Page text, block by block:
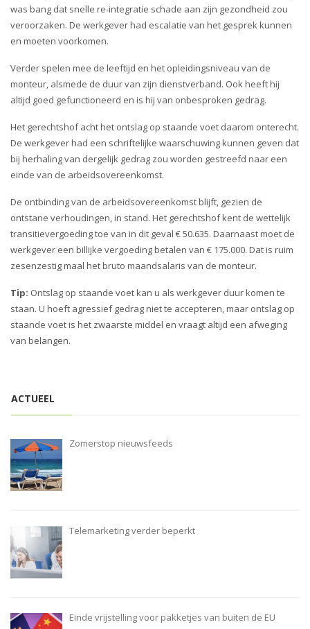
was bang dat snelle re-integratie schade aan zijn gezondheid zou
veroorzaken. De werkgever had escalatie van het gesprek kunnen
en moeten voorkomen.
Verder spelen mee de leeftijd en het opleidingsniveau van de
monteur, alsmede de duur van zijn dienstverband. Ook heeft hij
altijd goed gefunctioneerd en is hij van onbesproken gedrag.
Het gerechtshof acht het ontslag op staande voet daarom onterecht.
De werkgever had een schriftelijke waarschuwing kunnen geven dat
bij herhaling van dergelijk gedrag zou worden gestreefd naar een
einde van de arbeidsovereenkomst.
De ontbinding van de arbeidsovereenkomst blijft, gezien de
ontstane verhoudingen, in stand. Het gerechtshof kent de wettelijk
transitievergoeding toe van in dit geval € 50.635. Daarnaast moet de
werkgever een billijke vergoeding betalen van € 175.000. Dat is ruim
zesenzestig maal het bruto maandsalaris van de monteur.
Tip: Ontslag op staande voet kan u als werkgever duur komen te
staan. U hoeft agressief gedrag niet te accepteren, maar ontslag op
staande voet is het zwaarste middel en vraagt altijd een afweging
van belangen.
ACTUEEL
Zomerstop nieuwsfeeds
Telemarketing verder beperkt
Einde vrijstelling voor pakketjes van buiten de EU